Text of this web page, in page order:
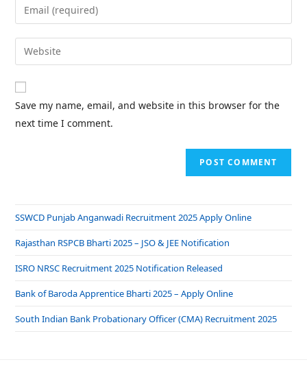
Save my name, email, and website in this browser for the
next time I comment.
SSWCD Punjab Anganwadi Recruitment 2025 Apply Online
Rajasthan RSPCB Bharti 2025 – JSO & JEE Notification
ISRO NRSC Recruitment 2025 Notification Released
Bank of Baroda Apprentice Bharti 2025 – Apply Online
South Indian Bank Probationary Officer (CMA) Recruitment 2025